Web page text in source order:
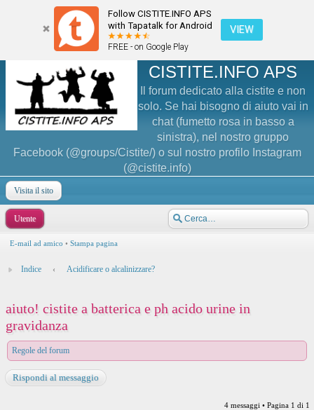
Follow CISTITE.INFO APS
with Tapatalk for Android
FREE - on Google Play
VIEW
CISTITE.INFO APS
Il forum dedicato alla cistite e non
solo. Se hai bisogno di aiuto vai in
chat (fumetto rosa in basso a
sinistra), nel nostro gruppo
Facebook (@groups/Cistite/) o sul nostro profilo Instagram
(@cistite.info)
Visita il sito
Utente
E-mail ad amico • Stampa pagina
Indice ‹ Acidificare o alcalinizzare?
aiuto! cistite a batterica e ph acido urine in
gravidanza
Regole del forum
Rispondi al messaggio
4 messaggi • Pagina 1 di 1